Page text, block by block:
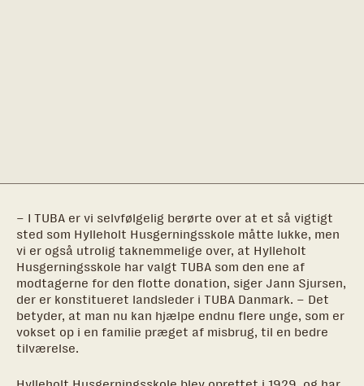
– I TUBA er vi selvfølgelig berørte over at et så vigtigt
sted som Hylleholt Husgerningsskole måtte lukke, men
vi er også utrolig taknemmelige over, at Hylleholt
Husgerningsskole har valgt TUBA som den ene af
modtagerne for den flotte donation, siger Jann Sjursen,
der er konstitueret landsleder i TUBA Danmark. – Det
betyder, at man nu kan hjælpe endnu flere unge, som er
vokset op i en familie præget af misbrug, til en bedre
tilværelse.